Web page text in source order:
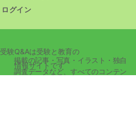
ログイン
受験Q&Aは受験と教育の
情報サイトです
掲載の記事・写真・イラスト・独自
調査データなど、すべてのコンテン